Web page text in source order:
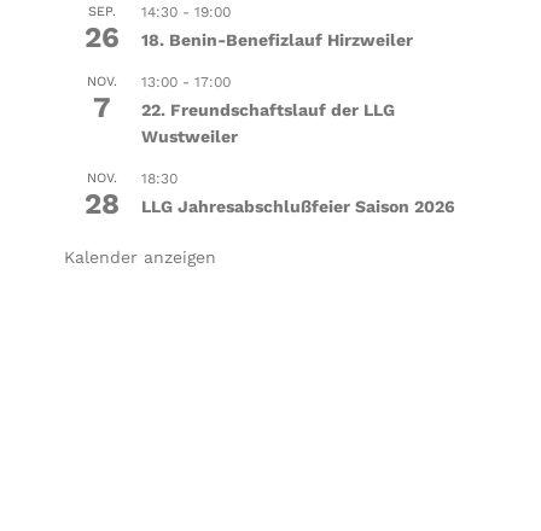
SEP.
26
14:30- 19:00
18. Benin-Benefizlauf Hirzweiler
NOV.
7
13:00- 17:00
22. Freundschaftslauf der LLG
Wustweiler
NOV.
28
18:30
LLG Jahresabschlußfeier Saison 2026
Kalender anzeigen